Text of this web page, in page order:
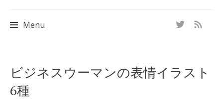
Menu
to
content
ビジネスウーマンの表情イラスト
6種